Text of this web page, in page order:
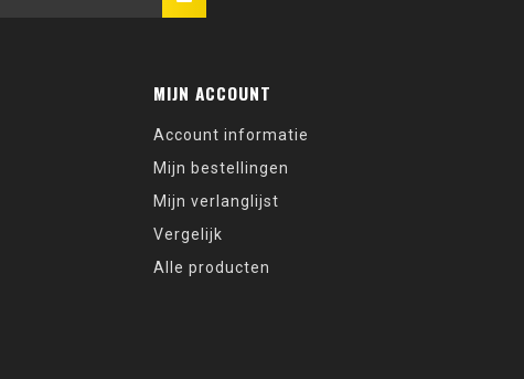
MIJN ACCOUNT
Account informatie
Mijn bestellingen
Mijn verlanglijst
Vergelijk
Alle producten